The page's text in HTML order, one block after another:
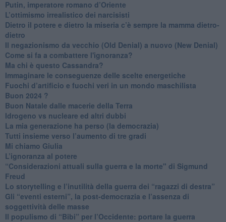
Putin, imperatore romano d’Oriente
​L’ottimismo irrealistico dei narcisisti
​Dietro il potere e dietro la miseria c’è sempre la mamma dietro-
dietro
Il negazionismo da vecchio (Old Denial) a nuovo (New Denial)
Come si fa a combattere l'ignoranza?
Ma chi è questo Cassandra?
Immaginare le conseguenze delle scelte energetiche
​Fuochi d’artificio e fuochi veri in un mondo maschilista
Buon 2024 ?
​Buon Natale dalle macerie della Terra
​Idrogeno vs nucleare ed altri dubbi
​La mia generazione ha perso (la democrazia)
​Tutti insieme verso l’aumento di tre gradi
Mi chiamo Giulia
L’ignoranza al potere
​“Considerazioni attuali sulla guerra e la morte" di Sigmund
Freud
​Lo storytelling e l’inutilità della guerra dei “ragazzi di destra”
​Gli “eventi esterni”, la post-democrazia e l’assenza di
soggettività delle masse
​Il populismo di “Bibi” per l’Occidente: portare la guerra